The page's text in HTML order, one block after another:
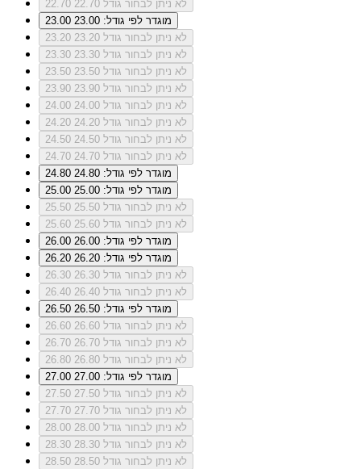
22.70
לא ניתן לבחור גודל 22.70
23.00
מוגדר לפי גודל: 23.00
23.20
לא ניתן לבחור גודל 23.20
23.30
לא ניתן לבחור גודל 23.30
23.50
לא ניתן לבחור גודל 23.50
23.90
לא ניתן לבחור גודל 23.90
24.00
לא ניתן לבחור גודל 24.00
24.20
לא ניתן לבחור גודל 24.20
24.50
לא ניתן לבחור גודל 24.50
24.70
לא ניתן לבחור גודל 24.70
24.80
מוגדר לפי גודל: 24.80
25.00
מוגדר לפי גודל: 25.00
25.50
לא ניתן לבחור גודל 25.50
25.60
לא ניתן לבחור גודל 25.60
26.00
מוגדר לפי גודל: 26.00
26.20
מוגדר לפי גודל: 26.20
26.30
לא ניתן לבחור גודל 26.30
26.40
לא ניתן לבחור גודל 26.40
26.50
מוגדר לפי גודל: 26.50
26.60
לא ניתן לבחור גודל 26.60
26.70
לא ניתן לבחור גודל 26.70
26.80
לא ניתן לבחור גודל 26.80
27.00
מוגדר לפי גודל: 27.00
27.50
לא ניתן לבחור גודל 27.50
27.70
לא ניתן לבחור גודל 27.70
28.00
לא ניתן לבחור גודל 28.00
28.30
לא ניתן לבחור גודל 28.30
28.50
לא ניתן לבחור גודל 28.50